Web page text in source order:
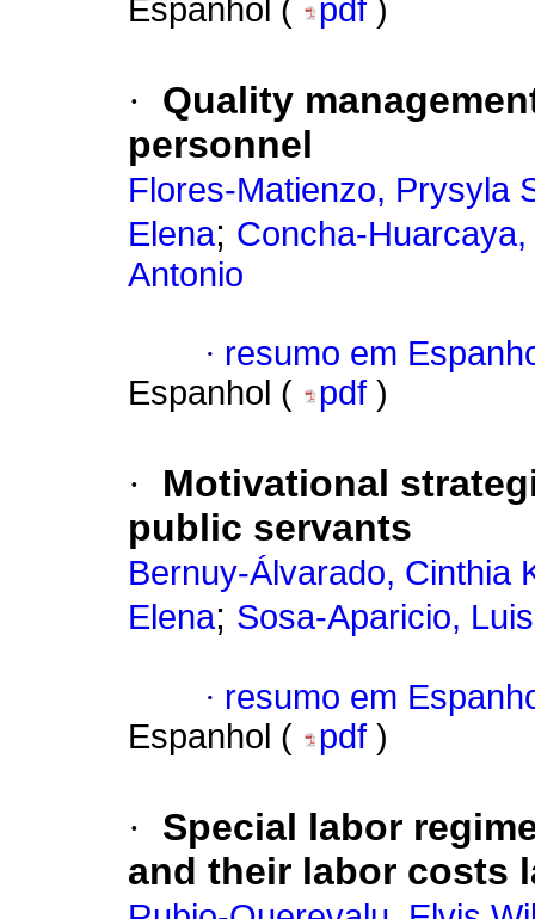
Espanhol ( pdf )
·
Quality
personnel
Flores-Matienzo, Prysyla
Elena; Concha-
Antonio
· resumo em
Espanhol (
pdf )
·
Motivational
public servants
Bernuy-Álvarado, Cinthia
Elena; Sosa-Aparicio,
· resumo em
Espanhol (
pdf )
·
Special labor
and their labor costs